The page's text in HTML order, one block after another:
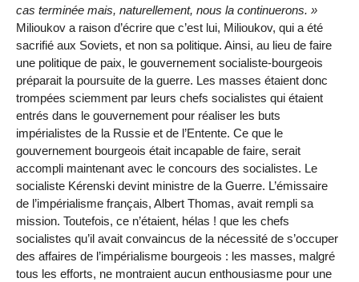
cas terminée mais, naturellement, nous la continuerons.
Milioukov a raison d’écrire que c’est lui, Milioukov, qui a été
sacrifié aux Soviets, et non sa politique. Ainsi, au lieu de faire
une politique de paix, le gouvernement socialiste-bourgeois
préparait la poursuite de la guerre. Les masses étaient donc
trompées sciemment par leurs chefs socialistes qui étaient
entrés dans le gouvernement pour réaliser les buts
impérialistes de la Russie et de l’Entente. Ce que le
gouvernement bourgeois était incapable de faire, serait
accompli maintenant avec le concours des socialistes. Le
socialiste Kérenski devint ministre de la Guerre. L’émissaire
de l’impérialisme français, Albert Thomas, avait rempli sa
mission. Toutefois, ce n’étaient, hélas ! que les chefs
socialistes qu’il avait convaincus de la nécessité de s’occuper
des affaires de l’impérialisme bourgeois : les masses, malgré
tous les efforts, ne montraient aucun enthousiasme pour une